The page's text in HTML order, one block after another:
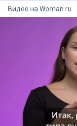
Видео на woman.ru